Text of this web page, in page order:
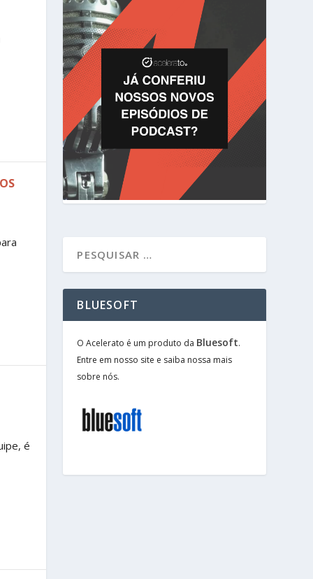
é
BLUESOFT
O Acelerato é um produto da Bluesoft.
Entre em nosso site e saiba nossa mais
sobre nós.